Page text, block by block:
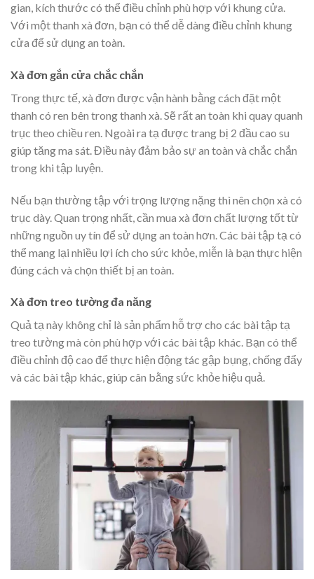
gian, kích thước có thể điều chỉnh phù hợp với khung cửa.
Với một thanh xà đơn, bạn có thể dễ dàng điều chỉnh khung
cửa để sử dụng an toàn.
Xà đơn gắn cửa chắc chắn
Trong thực tế, xà đơn được vận hành bằng cách đặt một
thanh có ren bên trong thanh xà. Sẽ rất an toàn khi quay quanh
trục theo chiều ren. Ngoài ra tạ được trang bị 2 đầu cao su
giúp tăng ma sát. Điều này đảm bảo sự an toàn và chắc chắn
trong khi tập luyện.
Nếu bạn thường tập với trọng lượng nặng thì nên chọn xà có
trục dày. Quan trọng nhất, cần mua xà đơn chất lượng tốt từ
những nguồn uy tín để sử dụng an toàn hơn. Các bài tập tạ có
thể mang lại nhiều lợi ích cho sức khỏe, miễn là bạn thực hiện
đúng cách và chọn thiết bị an toàn.
Xà đơn treo tường đa năng
Quả tạ này không chỉ là sản phẩm hỗ trợ cho các bài tập tạ
treo tường mà còn phù hợp với các bài tập khác. Bạn có thể
điều chỉnh độ cao để thực hiện động tác gập bụng, chống đẩy
và các bài tập khác, giúp cân bằng sức khỏe hiệu quả.